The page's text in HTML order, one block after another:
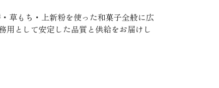
草もち・上新粉を使った和菓子全般に広
用として安定した品質と供給をお届けし